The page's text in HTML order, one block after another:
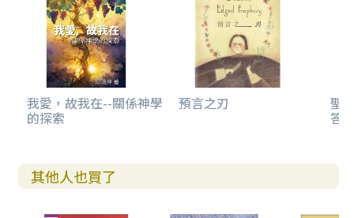
第四部 基督的位格與工作
13 耶穌基督的人性
耶穌的宗教生活
耶穌有限的知識
耶穌所受的試探
復活後的耶穌
耶穌與耶和華的同一性
福音書中其他的證據
我愛，故我在--關係神學
的探索
預言之刃 聖
答
其他人也買了